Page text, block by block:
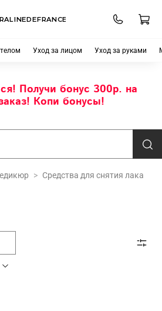
Уход за лицом Уход за руками
Получи бонус 300р. на
Копи бонусы!
Средства для снятия лака